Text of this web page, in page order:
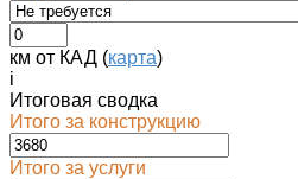
км от КАД (карта)
i
Итоговая сводка
Итого за конструкцию
Итого за услуги